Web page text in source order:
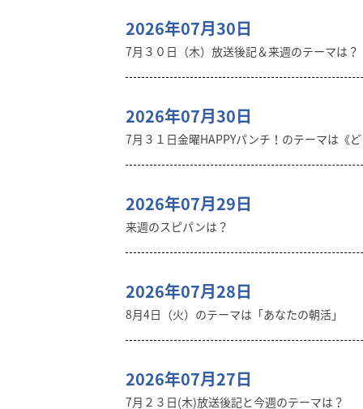
2026年07月30日
7月３０日（木）放送後記＆来週のテーマは？
2026年07月30日
7月３１日金曜HAPPYパンチ！のテーマは《ど
2026年07月29日
来週のスピパンは？
2026年07月28日
8月4日（火）のテーマは「あなたの朝活」
2026年07月27日
7月２３日(木)放送後記と今週のテーマは？